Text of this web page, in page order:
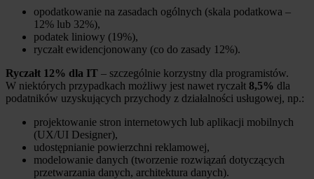
opodatkowanie na zasadach ogólnych (skala podatkowa –
12% lub 32%),
podatek liniowy (19%),
ryczałt ewidencjonowany (co do zasady 12%).
Ryczałt 12% dla IT – szczególnie korzystny dla programistów.
W niektórych przypadkach możliwy jest nawet ryczałt 8,5% dla
podatników uzyskujących przychody z działalności usługowej, np.:
projektowanie stron internetowych lub aplikacji mobilnych
(UX/UI Designer),
udostępnianie powierzchni reklamowej,
modelowanie danych (tworzenie rozwiązań dotyczących
przetwarzania danych, architektura danych).